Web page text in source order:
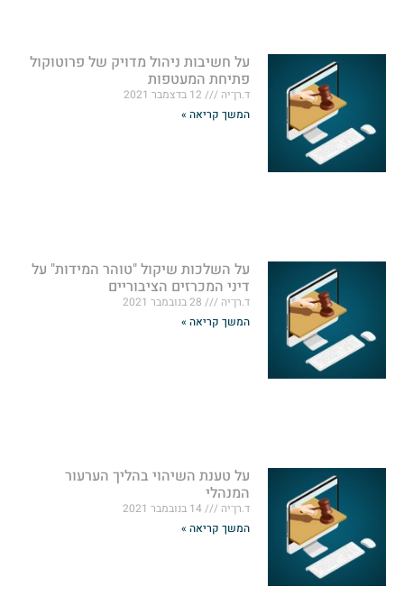
על חשיבות ניהול מדויק של פרוטוקול
פתיחת המעטפות
ד.רן־יה
12 בדצמבר 2021
המשך קריאה »
על השלכות שיקול "טוהר המידות" על
דיני המכרזים הציבוריים
ד.רן־יה
28 בנובמבר 2021
המשך קריאה »
על טענת השיהוי בהליך הערעור
המנהלי
ד.רן־יה
14 בנובמבר 2021
המשך קריאה »